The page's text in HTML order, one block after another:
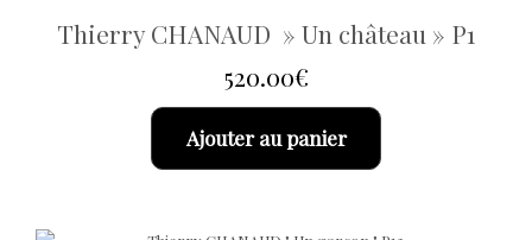
Thierry CHANAUD » Un château » P1
520.00€
Ajouter au panier